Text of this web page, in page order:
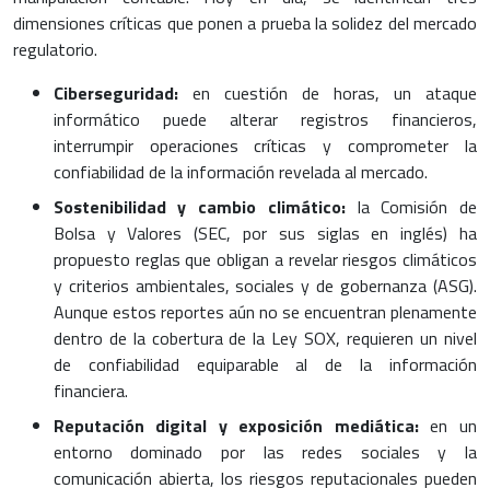
dimensiones críticas que ponen a prueba la solidez del mercado
regulatorio.
Ciberseguridad: en cuestión de horas, un ataque
informático puede alterar registros financieros,
interrumpir operaciones críticas y comprometer la
confiabilidad de la información revelada al mercado.
Sostenibilidad y cambio climático: la Comisión de
Bolsa y Valores (SEC, por sus siglas en inglés) ha
propuesto reglas que obligan a revelar riesgos climáticos
y criterios ambientales, sociales y de gobernanza (ASG).
Aunque estos reportes aún no se encuentran plenamente
dentro de la cobertura de la Ley SOX, requieren un nivel
de confiabilidad equiparable al de la información
financiera.
Reputación digital y exposición mediática:en un
entorno dominado por las redes sociales y la
comunicación abierta, los riesgos reputacionales pueden